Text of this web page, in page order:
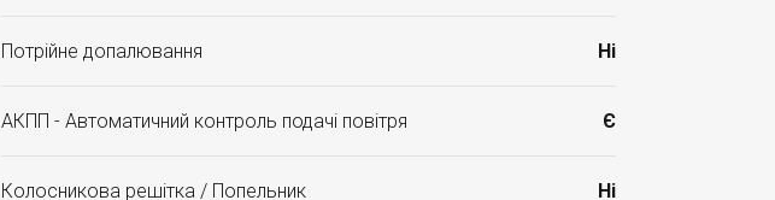
Потрійне допалювання Ні
АКПП - Автоматичний контроль подачі повітря Є
Колосникова решітка / Попельник Ні